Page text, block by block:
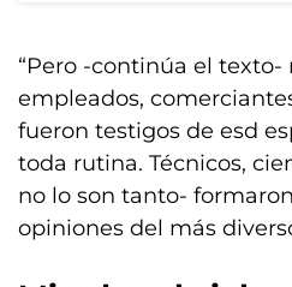
“Pero -continúa el texto-
empleados,
fueron testigos de esd
toda rutina. Técnicos,
no lo son tanto-
opiniones del más